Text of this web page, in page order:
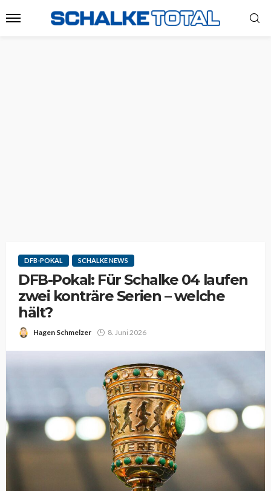
DFB-POKAL SCHALKE NEWS
DFB-Pokal: Für Schalke 04 laufen
zwei konträre Serien – welche
hält?
Hagen Schmelzer 8. Juni 2026